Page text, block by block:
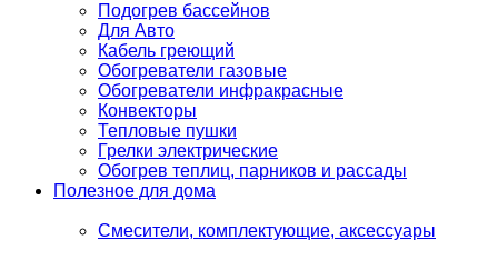
Подогрев бассейнов
Для Авто
Кабель греющий
Обогреватели газовые
Обогреватели инфракрасные
Конвекторы
Тепловые пушки
Грелки электрические
Обогрев теплиц, парников и рассады
Полезное для дома
Смесители, комплектующие, аксессуары